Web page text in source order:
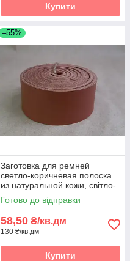
Купити
–55%
Заготовка для ремней
светло-коричневая полоска
из натуральной кожи, світло-
коричнева реміна полоса зі
шкіри
Готово до відправки
58,50 ₴/кв.дм
130 ₴/кв.дм
Купити